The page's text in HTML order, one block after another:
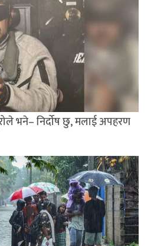
भने– निर्दोष छु, मलाई अपहरण